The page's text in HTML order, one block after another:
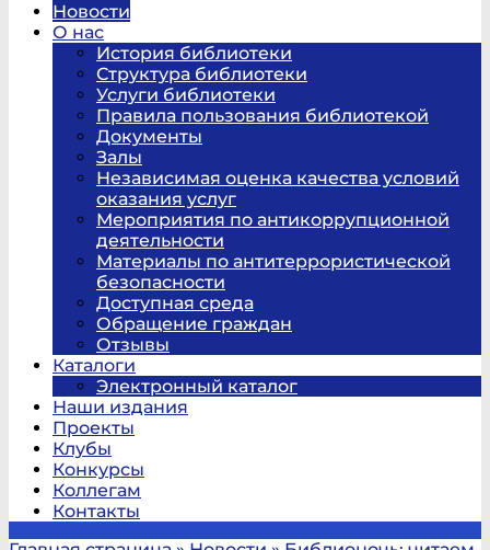
Новости
О нас
История библиотеки
Структура библиотеки
Услуги библиотеки
Правила пользования библиотекой
Документы
Залы
Независимая оценка качества условий
оказания услуг
Мероприятия по антикоррупционной
деятельности
Материалы по антитеррористической
безопасности
Доступная среда
Обращение граждан
Отзывы
Каталоги
Электронный каталог
Наши издания
Проекты
Клубы
Конкурсы
Коллегам
Контакты